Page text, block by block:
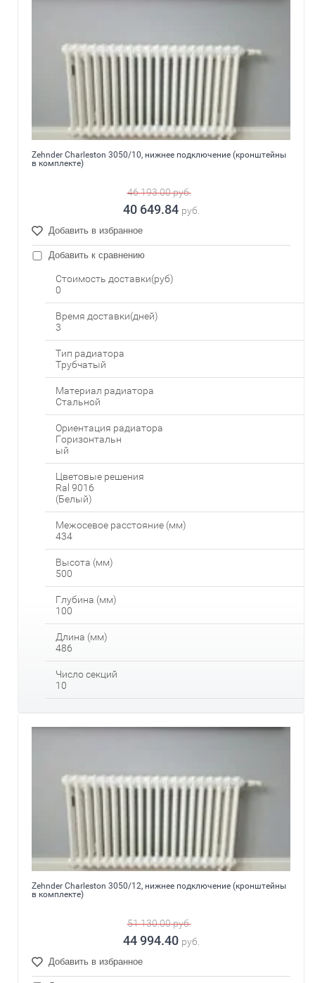
Zehnder Charleston 3050/10, нижнее подключение (кронштейны
в комплекте)
46 193.00руб.
40 649.84 руб.
Добавить в избранное
Добавить к сравнению
Стоимость доставки(руб)
0
Время доставки(дней)
3
Тип радиатора
Трубчатый
Материал радиатора
Стальной
Ориентация радиатора
Горизонтальн
ый
Цветовые решения
Ral 9016
(Белый)
Межосевое расстояние (мм)
434
Высота (мм)
500
Глубина (мм)
100
Длина (мм)
486
Число секций
10
Zehnder Charleston 3050/12, нижнее подключение (кронштейны
в комплекте)
51 130.00руб.
44 994.40 руб.
Добавить в избранное